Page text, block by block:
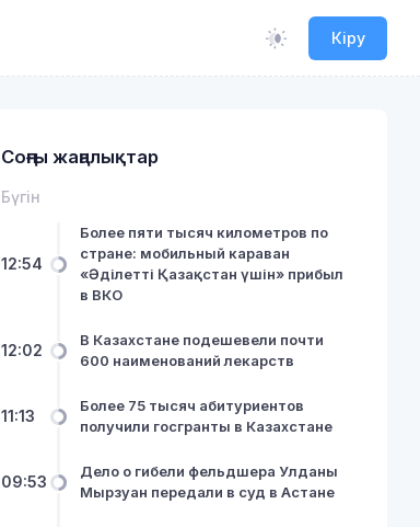
Кіру
Соңғы жаңалықтар
Бүгін
12:54
Более пяти тысяч километров по
стране: мобильный караван
«Әділетті Қазақстан үшін» прибыл
в ВКО
12:02
В Казахстане подешевели почти
600 наименований лекарств
11:13
Более 75 тысяч абитуриентов
получили госгранты в Казахстане
09:53
Дело о гибели фельдшера Улданы
Мырзуан передали в суд в Астане